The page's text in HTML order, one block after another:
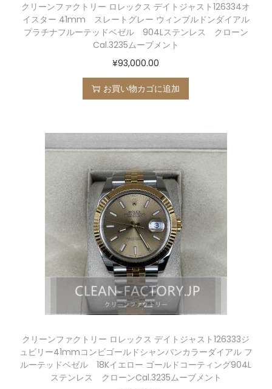
クリーンファクトリー ロレックス デイトジャスト126334オ
イスター 41mm スレートグレー ウィンブルドンダイアル
プラチナフルーテッドベゼル 904Lステンレス クローン
Cal.3235ムーブメント
¥93,000.00
お買い物カゴに追加
クリーンファクトリー ロレックス デイトジャスト126333ジ
ュビリー41mmコンビゴールドシャンパンカラーダイアル フ
ルーテッドベゼル 18Kイエロー ゴールドコーティング904L
ステンレス クローンCal.3235ムーブメント